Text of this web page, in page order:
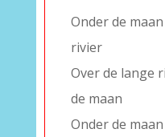
Onder de
rivier
Over de lange
de maan
Onder de